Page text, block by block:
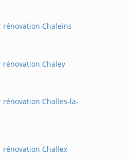
Chaleins
Chaley
Challes-la-
Challex